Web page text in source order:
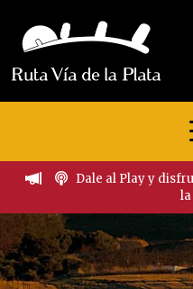
Dale al Play y
la